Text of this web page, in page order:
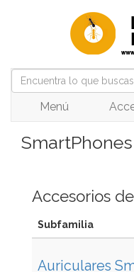
Menú
Accesorios
Subfamilia
Auriculares